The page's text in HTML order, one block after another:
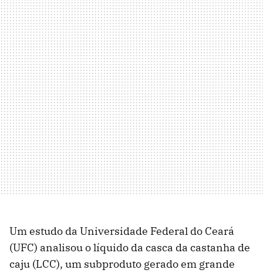
Um estudo da Universidade Federal do Ceará
(UFC) analisou o líquido da casca da castanha de
caju (LCC), um subproduto gerado em grande